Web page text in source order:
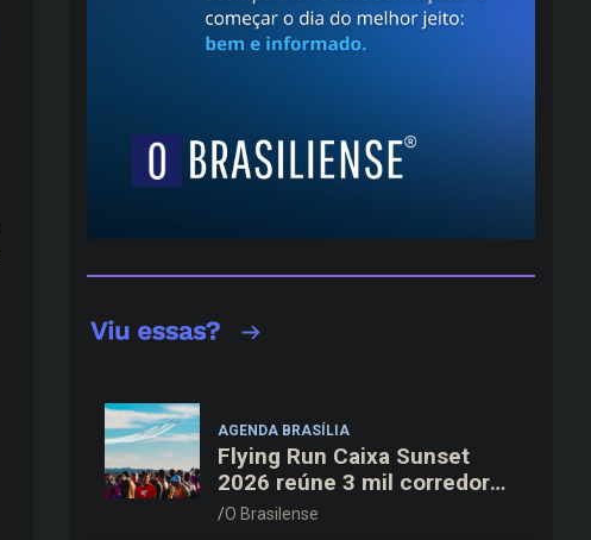
AGENDA BRASÍLIA
Flying Run Caixa Sunset
2026 reúne 3 mil corredores
na pista do Aeroporto de
O Brasilense